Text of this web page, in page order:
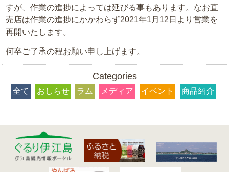
すが、作業の進捗によっては延びる事もあります。なお直
売店は作業の進捗にかかわらず2021年1月12日より営業を
再開いたします。
何卒ご了承の程お願い申し上げます。
Categories
全て おしらせ ラム メディア イベント 商品紹介